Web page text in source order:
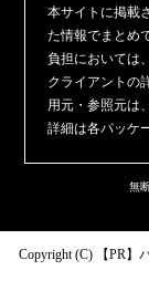
本サイトに掲載
た情報でまとめ
負担においては
クライアントの
用元・参照元は
詳細は各パッケ
無
Copyright (C)